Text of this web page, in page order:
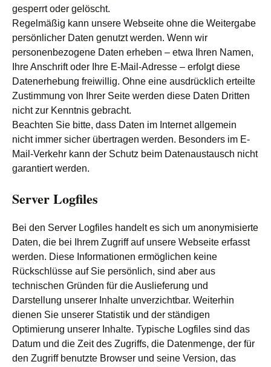
gesperrt oder gelöscht.
Regelmäßig kann unsere Webseite ohne die Weitergabe
persönlicher Daten genutzt werden. Wenn wir
personenbezogene Daten erheben – etwa Ihren Namen,
Ihre Anschrift oder Ihre E-Mail-Adresse – erfolgt diese
Datenerhebung freiwillig. Ohne eine ausdrücklich erteilte
Zustimmung von Ihrer Seite werden diese Daten Dritten
nicht zur Kenntnis gebracht.
Beachten Sie bitte, dass Daten im Internet allgemein
nicht immer sicher übertragen werden. Besonders im E-
Mail-Verkehr kann der Schutz beim Datenaustausch nicht
garantiert werden.
Server Logfiles
Bei den Server Logfiles handelt es sich um anonymisierte
Daten, die bei Ihrem Zugriff auf unsere Webseite erfasst
werden. Diese Informationen ermöglichen keine
Rückschlüsse auf Sie persönlich, sind aber aus
technischen Gründen für die Auslieferung und
Darstellung unserer Inhalte unverzichtbar. Weiterhin
dienen Sie unserer Statistik und der ständigen
Optimierung unserer Inhalte. Typische Logfiles sind das
Datum und die Zeit des Zugriffs, die Datenmenge, der für
den Zugriff benutzte Browser und seine Version, das